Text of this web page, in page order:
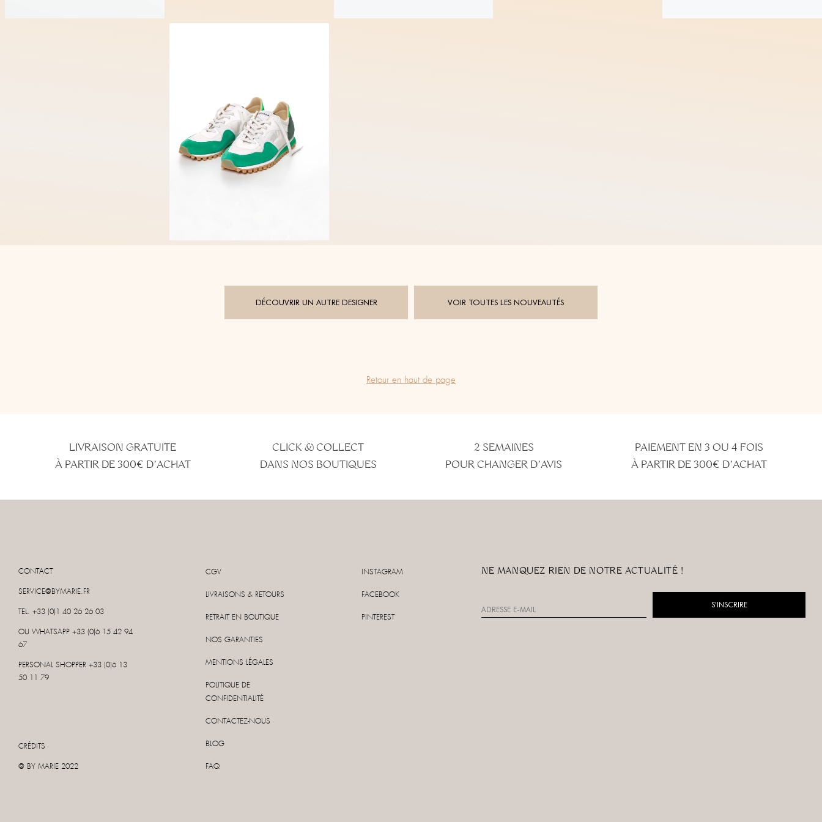
DÉCOUVRIR UN AUTRE DESIGNER VOIR TOUTES LES NOUVEAUTÉS
Retour en haut de page
LIVRAISON GRATUITE
À PARTIR DE 300€ D'ACHAT
CLICK & COLLECT
DANS NOS BOUTIQUES
2 SEMAINES
POUR CHANGER D'AVIS
PAIEMENT EN 3 OU 4 FOIS
À PARTIR DE 300€ D'ACHAT
CONTACT
SERVICE@BYMARIE.FR
TEL. +33 (0)1 40 26 26 03
OU WHATSAPP +33 (0)6 15 42 94
67
PERSONAL SHOPPER +33 (0)6 13
50 11 79
CRÉDITS
@ BY MARIE 2022
CGV
LIVRAISONS & RETOURS
RETRAIT EN BOUTIQUE
NOS GARANTIES
MENTIONS LÉGALES
POLITIQUE DE
CONFIDENTIALITÉ
CONTACTEZ-NOUS
BLOG
FAQ
INSTAGRAM
FACEBOOK
PINTEREST
NE MANQUEZ RIEN DE NOTRE ACTUALITÉ !
S'INSCRIRE